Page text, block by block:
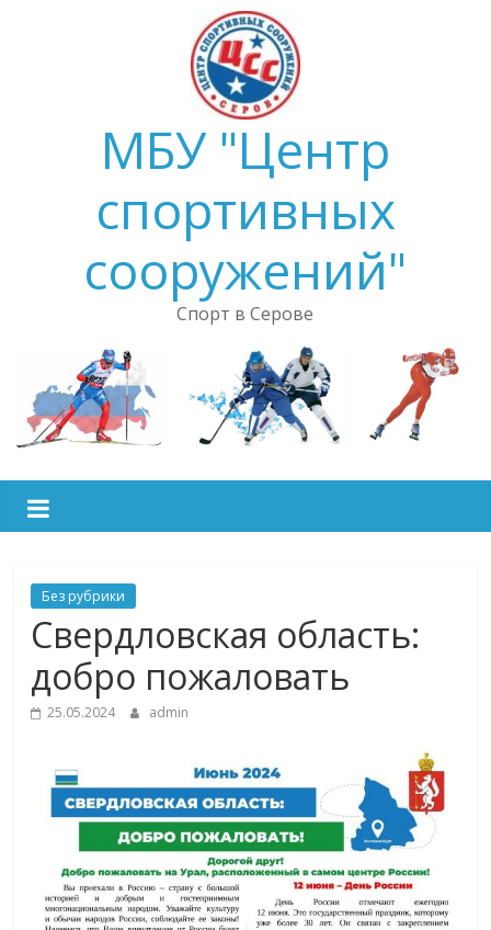
МБУ "Центр
спортивных
сооружений"
Спорт в Серове
Без рубрики
Свердловская область:
добро пожаловать
25.05.2024 admin